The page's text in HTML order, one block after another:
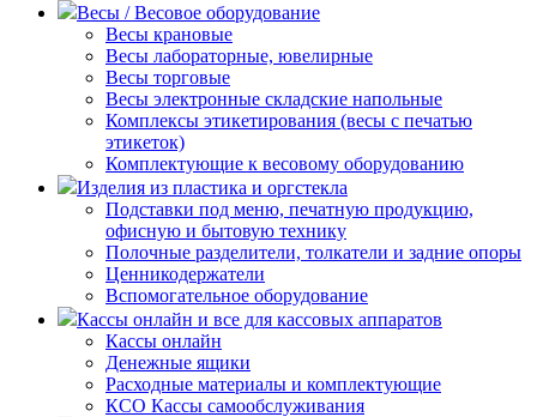
Весы / Весовое оборудование
Весы крановые
Весы лабораторные, ювелирные
Весы торговые
Весы электронные складские напольные
Комплексы этикетирования (весы с печатью
этикеток)
Комплектующие к весовому оборудованию
Изделия из пластика и оргстекла
Подставки под меню, печатную продукцию,
офисную и бытовую технику
Полочные разделители, толкатели и задние опоры
Ценникодержатели
Вспомогательное оборудование
Кассы онлайн и все для кассовых аппаратов
Кассы онлайн
Денежные ящики
Расходные материалы и комплектующие
КСО Кассы самообслуживания